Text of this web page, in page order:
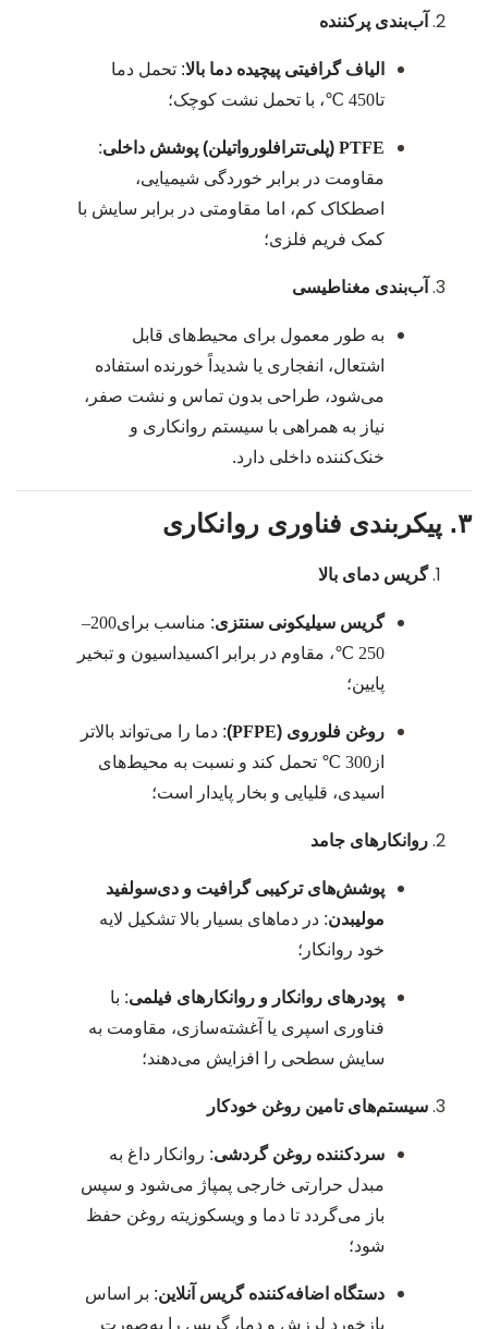
آب‌بندی پرکننده
الیاف گرافیتی پیچیده دما بالا: تحمل دما
تا450 ℃ ، با تحمل نشت کوچک؛
PTFE (پلی‌تترافلورواتیلن) پوشش داخلی:
مقاومت در برابر خوردگی شیمیایی،
اصطکاک کم، اما مقاومتی در برابر سایش با
کمک فریم فلزی؛
آب‌بندی مغناطیسی
به طور معمول برای محیط‌های قابل
اشتعال، انفجاری یا شدیداً خورنده استفاده
می‌شود، طراحی بدون تماس و نشت صفر،
نیاز به همراهی با سیستم روانکاری و
خنک‌کننده داخلی دارد.
۳. پیکربندی فناوری روانکاری
گریس دمای بالا
گریس سیلیکونی سنتزی: مناسب برای
200–
250 ℃
، مقاوم در برابر اکسیداسیون و تبخیر
پایین؛
روغن فلوروی (PFPE
): دما را می‌تواند بالاتر
از 300 ℃
تحمل کند و نسبت به محیط‌های
اسیدی، قلیایی و بخار پایدار است؛
روانکارهای جامد
پوشش‌های ترکیبی گرافیت و دی‌سولفید
مولیبدن: در دماهای بسیار بالا تشکیل لایه
خود روانکار؛
پودرهای روانکار و روانکارهای فیلمی: با
فناوری اسپری یا آغشته‌سازی، مقاومت به
سایش سطحی را افزایش می‌دهند؛
سیستم‌های تامین روغن خودکار
سردکننده روغن گردشی: روانکار داغ به
مبدل حرارتی خارجی پمپاژ می‌شود و سپس
باز می‌گردد تا دما و ویسکوزیته روغن حفظ
شود؛
دستگاه اضافه‌کننده گریس آنلاین: بر اساس
بازخورد لرزش و دما، گریس را به‌صورت